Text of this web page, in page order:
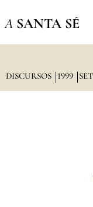
A SANTA SÉ
DISCURSOS 1999